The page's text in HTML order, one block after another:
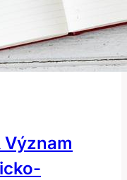
Význam